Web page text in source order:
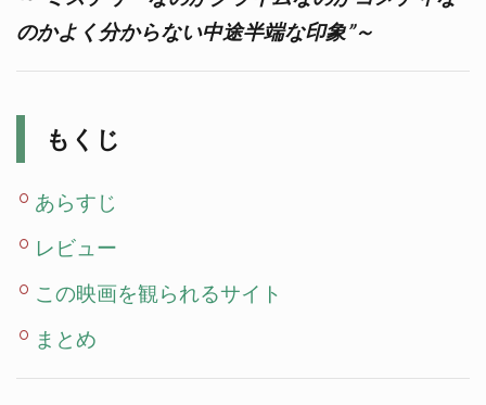
のかよく分からない中途半端な印象”～
もくじ
あらすじ
レビュー
この映画を観られるサイト
まとめ